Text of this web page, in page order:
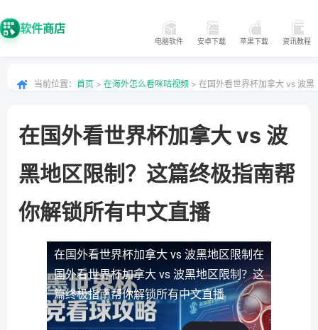
软件商店
电脑软件 安卓下载 苹果下载 资讯教程
当前位置： 首页 > 在海外怎么看咪咕视频 > 在国外看世界杯加拿大 vs 波黑
在国外看世界杯加拿大 vs 波
黑地区限制？这篇终极指南帮
你解锁所有中文直播
在国外看世界杯加拿大 vs 波黑地区限制 在
国外看世界杯加拿大 vs 波黑地区限制？这
篇终极指南帮你解锁所有中文直播